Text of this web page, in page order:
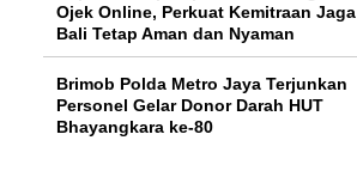
Ojek Online, Perkuat Kemitraan Jaga
Bali Tetap Aman dan Nyaman
Brimob Polda Metro Jaya Terjunkan
Personel Gelar Donor Darah HUT
Bhayangkara ke-80